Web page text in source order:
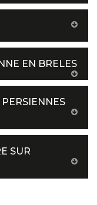
EN BRELES
SUR